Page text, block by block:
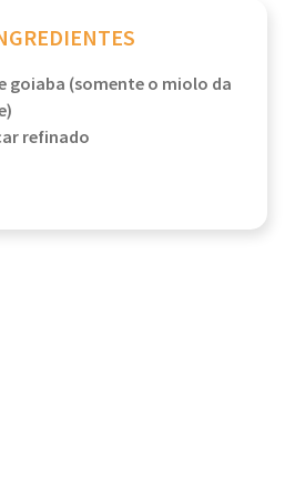
goiaba (somente o miolo da
refinado